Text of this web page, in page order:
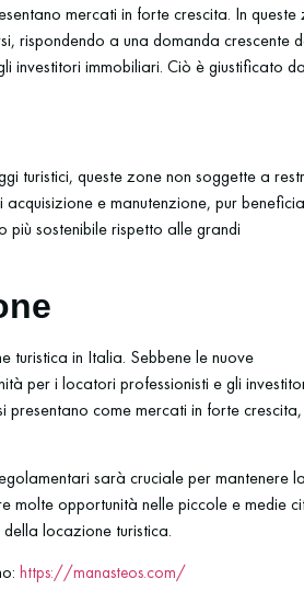
mercati in forte crescita. In queste
rispondendo a una domanda crescente
investitori immobiliari. Ciò è giustificato
turistici, queste zone non soggette a
e manutenzione, pur
più sostenibile rispetto alle grandi
turistica in Italia. Sebbene le nuove
per i locatori professionisti e gli
come mercati in forte
sarà cruciale per mantenere la
molte opportunità nelle piccole e medie
locazione turistica.
https://manasteos.com/